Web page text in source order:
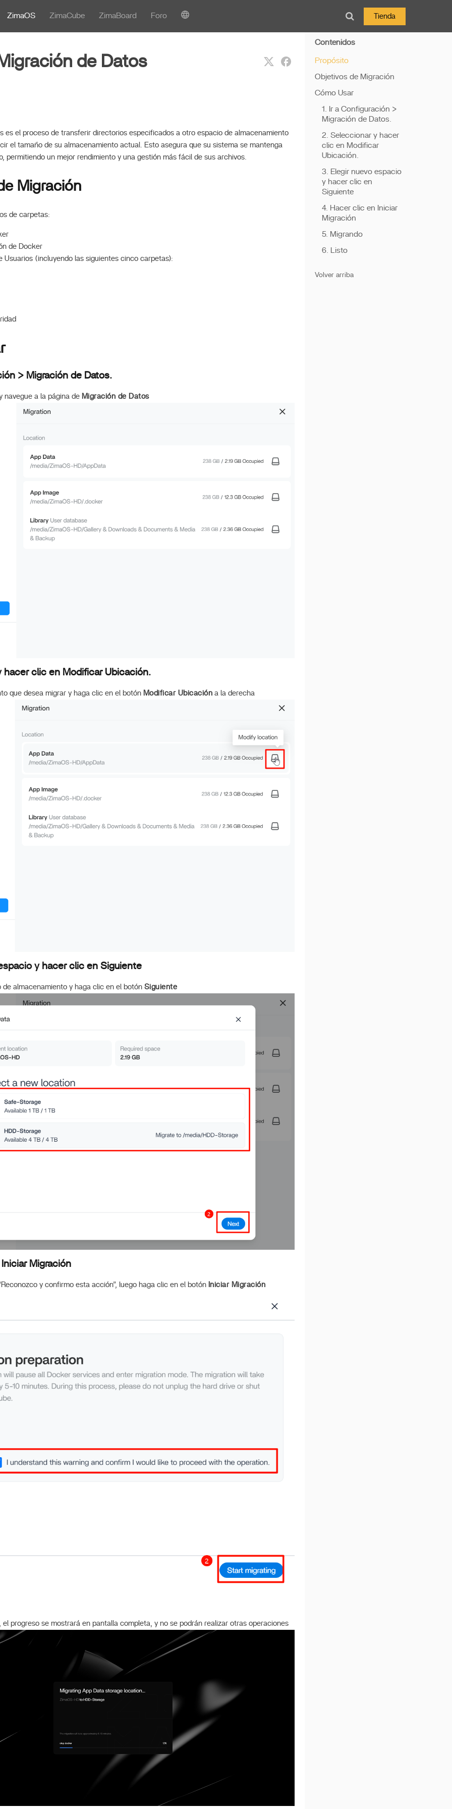
ZimaOS ZimaCube ZimaBoard Foro Tienda
de Datos
es el proceso de transferir directorios especificados a otro espacio de almacenamiento
el tamaño de su almacenamiento actual. Esto asegura que su sistema se mantenga
permitiendo un mejor rendimiento y una gestión más fácil de sus archivos.
Migración
de carpetas:
de Docker
Usuarios (incluyendo las siguientes cinco carpetas):
> Migración de Datos.
navegue a la página de Migración de Datos
hacer clic en Modificar Ubicación.
que desea migrar y haga clic en el botón Modificar Ubicación a la derecha
y hacer clic en Siguiente
de almacenamiento y haga clic en el botón Siguiente
Migración
y confirmo esta acción”, luego haga clic en el botón Iniciar Migración
el progreso se mostrará en pantalla completa, y no se podrán realizar otras operaciones
Contenidos
Propósito
Objetivos de Migración
Cómo Usar
1. Ir a Configuración >
Migración de Datos.
2. Seleccionar y hacer
clic en Modificar
Ubicación.
3. Elegir nuevo espacio
y hacer clic en
Siguiente
4. Hacer clic en Iniciar
Migración
5. Migrando
6. Listo
Volver arriba